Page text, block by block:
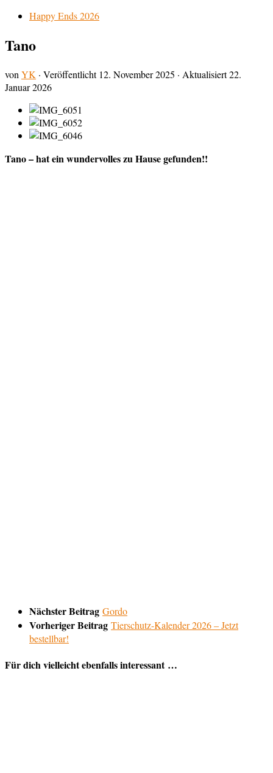
Happy Ends 2026
Tano
von YK · Veröffentlicht 12. November 2025 · Aktualisiert22.
Januar 2026
Tano – hat ein wundervolles zu Hause gefunden!!
Nächster Beitrag Gordo
Vorheriger Beitrag Tierschutz-Kalender 2026 – Jetzt
bestellbar!
Für dich vielleicht ebenfalls interessant …